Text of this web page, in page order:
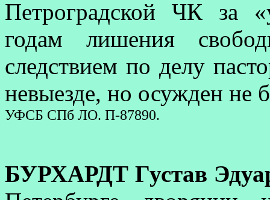
Петроградской ЧК за
годам лишения
следствием по делу
невыезде, но осужден не
УФСБ СПб ЛО. П-87890.
БУРХАРДТ Густав